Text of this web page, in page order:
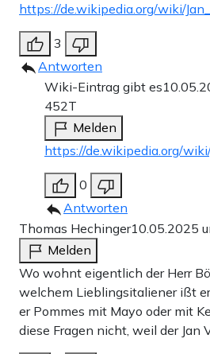
https://de.wikipedia.org/wiki/
3
Antworten
Wiki-Eintrag gibt es
452T
Melden
https://de.wikipedia.org/
0
Antworten
Thomas Hechinger10.05.2025
Melden
Wo wohnt eigentlich der Herr
welchem Lieblingsitaliener ißt
er Pommes mit Mayo oder mit
diese Fragen nicht, weil der Jan